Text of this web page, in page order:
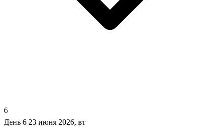
6
День 6 23 июня 2026, вт